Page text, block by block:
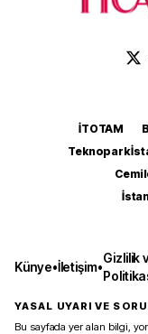
İTOTAM
Teknopark
Künye•İletişim•
Gizlilik
YASAL UYARI VE
Bu sayfada yer alan bilgi,